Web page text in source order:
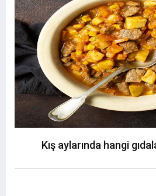
Kış aylarında hangi